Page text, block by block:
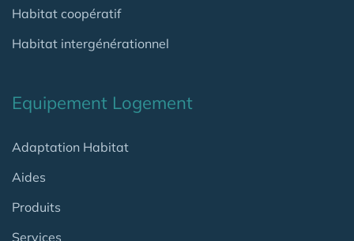
Habitat coopératif
Habitat intergénérationnel
Equipement Logement
Adaptation Habitat
Aides
Produits
Services